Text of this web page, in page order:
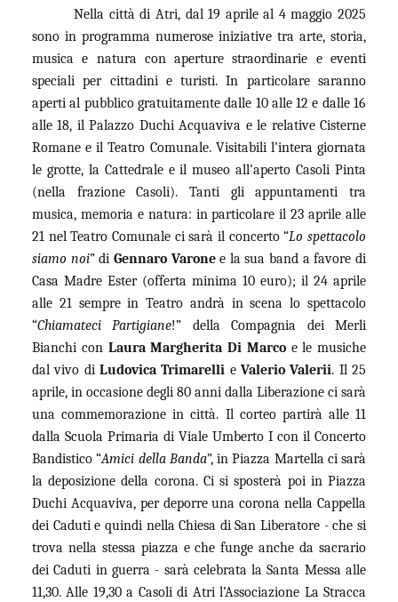
Nella città di Atri, dal 19 aprile al 4 maggio 2025
sono in programma numerose iniziative tra arte, storia,
musica e natura con aperture straordinarie e eventi
speciali per cittadini e turisti. In particolare saranno
aperti al pubblico gratuitamente dalle 10 alle 12 e dalle 16
alle 18, il Palazzo Duchi Acquaviva e le relative Cisterne
Romane e il Teatro Comunale. Visitabili l’intera giornata
le grotte, la Cattedrale e il museo all’aperto Casoli Pinta
(nella frazione Casoli). Tanti gli appuntamenti tra
musica, memoria e natura: in particolare il 23 aprile alle
21 nel Teatro Comunale ci sarà il concerto “Lo spettacolo
siamo noi” di Gennaro Varonee la sua band a favore di
Casa Madre Ester (offerta minima 10 euro); il 24 aprile
alle 21 sempre in Teatro andrà in scena lo spettacolo
“Chiamateci Partigiane!” della Compagnia dei Merli
Bianchi con Laura Margherita Di Marcoe le musiche
dal vivo di Ludovica Trimarelli eValerio Valerii. Il 25
aprile, in occasione degli 80 anni dalla Liberazione ci sarà
una commemorazione in città. Il corteo partirà alle 11
dalla Scuola Primaria di Viale Umberto I con il Concerto
Bandistico “Amici della Banda”, in Piazza Martella ci sarà
la deposizione della corona. Ci si sposterà poi in Piazza
Duchi Acquaviva, per deporre una corona nella Cappella
dei Caduti e quindi nella Chiesa di San Liberatore - che si
trova nella stessa piazza e che funge anche da sacrario
dei Caduti in guerra - sarà celebrata la Santa Messa alle
11,30. Alle 19,30 a Casoli di Atri l’Associazione La Stracca